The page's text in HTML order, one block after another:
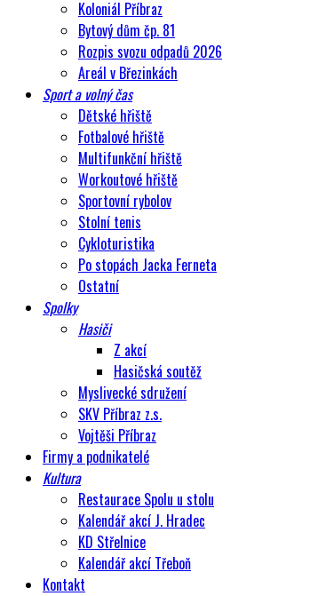
Koloniál Příbraz
Bytový dům čp. 81
Rozpis svozu odpadů 2026
Areál v Březinkách
Sport a volný čas
Dětské hřiště
Fotbalové hřiště
Multifunkční hřiště
Workoutové hřiště
Sportovní rybolov
Stolní tenis
Cykloturistika
Po stopách Jacka Ferneta
Ostatní
Spolky
Hasiči
Z akcí
Hasičská soutěž
Myslivecké sdružení
SKV Příbraz z.s.
Vojtěši Příbraz
Firmy a podnikatelé
Kultura
Restaurace Spolu u stolu
Kalendář akcí J. Hradec
KD Střelnice
Kalendář akcí Třeboň
Kontakt